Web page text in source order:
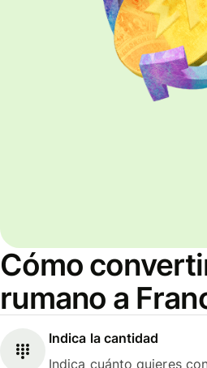
Cómo
rumano a
Indica la cantidad
Indica cuánto quieres